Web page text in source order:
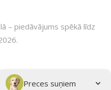
– piedāvājums spēkā līdz
Apakškategorija
Preces suņiem